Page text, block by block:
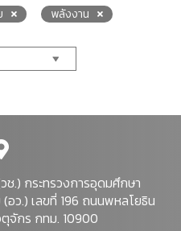
พลังงาน
.) กระทรวงการอุดมศึกษา
อว.) เลขที่ 196 ถนนพหลโยธิน
จักร กทม. 10900